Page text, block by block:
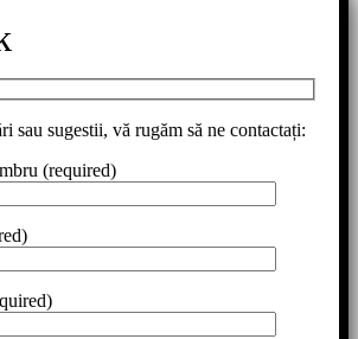
sau sugestii, vă rugăm să ne contactați:
(required)